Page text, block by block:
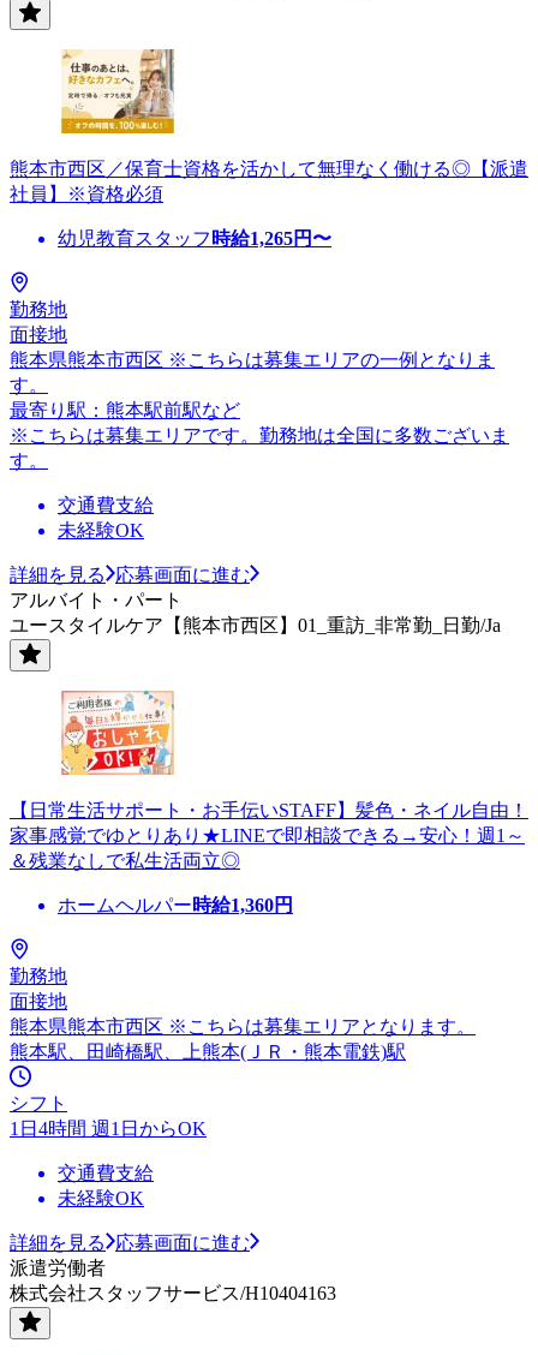
熊本市西区／保育士資格を活かして無理なく働ける◎【派遣
社員】※資格必須
幼児教育スタッフ 時給1,265円〜
勤務地
面接地
熊本県熊本市西区 ※こちらは募集エリアの一例となりま
す。
最寄り駅：熊本駅前駅など
※こちらは募集エリアです。勤務地は全国に多数ございま
す。
交通費支給
未経験OK
詳細を見る
応募画面に進む
アルバイト・パート
ユースタイルケア【熊本市西区】01_重訪_非常勤_日勤/Ja
【日常生活サポート・お手伝いSTAFF】髪色・ネイル自由！
家事感覚でゆとりあり★LINEで即相談できる→安心！週1～
＆残業なしで私生活両立◎
ホームヘルパー時給1,360円
勤務地
面接地
熊本県熊本市西区 ※こちらは募集エリアとなります。
熊本駅、田崎橋駅、上熊本(ＪＲ・熊本電鉄)駅
シフト
1日4時間 週1日からOK
交通費支給
未経験OK
詳細を見る
応募画面に進む
派遣労働者
株式会社スタッフサービス/H10404163